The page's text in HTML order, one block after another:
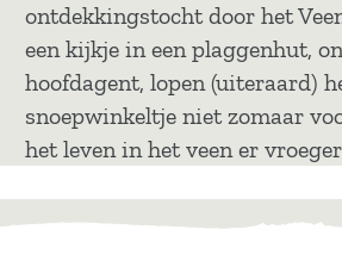
ontdekkingstocht door het
een kijkje in een plaggenhut,
hoofdagent, lopen (uiteraard)
snoepwinkeltje niet zomaar
het leven in het veen er